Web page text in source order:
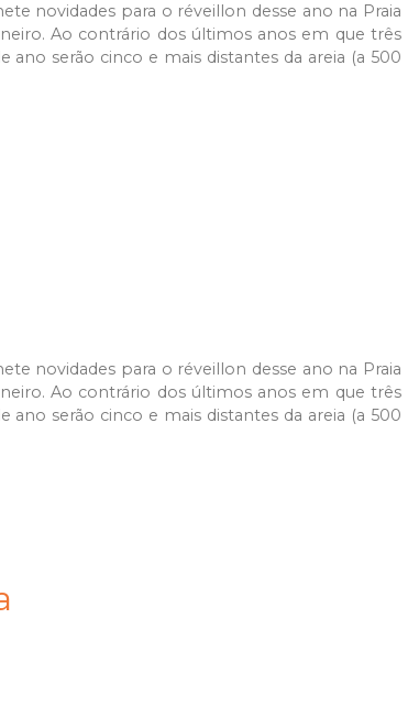
novidades para o réveillon desse ano na Praia
Ao contrário dos últimos anos em que três
ano serão cinco e mais distantes da areia (a 500
novidades para o réveillon desse ano na Praia
Ao contrário dos últimos anos em que três
ano serão cinco e mais distantes da areia (a 500